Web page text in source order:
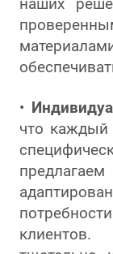
наших
•
что каждый
клиентов.